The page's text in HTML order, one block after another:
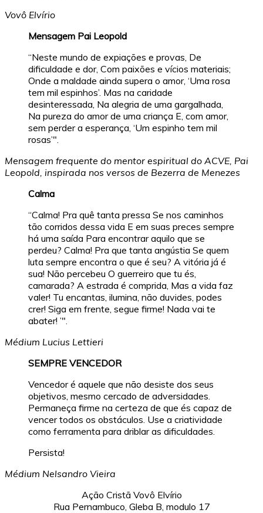
Vovô Elvírio
Mensagem Pai Leopold
“Neste mundo de expiações e provas, De
dificuldade e dor, Com paixões e vícios materiais;
Onde a maldade ainda supera o amor, ‘Uma rosa
tem mil espinhos’. Mas na caridade
desinteressada, Na alegria de uma gargalhada,
Na pureza do amor de uma criança E, com amor,
sem perder a esperança, ‘Um espinho tem mil
rosas’".
Mensagem frequente do mentor espiritual do ACVE, Pai
Leopold, inspirada nos versos de Bezerra de Menezes
Calma
“Calma! Pra quê tanta pressa Se nos caminhos
tão corridos dessa vida E em suas preces sempre
há uma saída Para encontrar aquilo que se
perdeu? Calma! Pra que tanta angústia Se quem
luta sempre encontra o que é seu? A vitória já é
sua! Não percebeu O guerreiro que tu és,
camarada? A estrada é comprida, Mas a vida faz
valer! Tu encantas, ilumina, não duvides, podes
crer! Siga em frente, segue firme! Nada vai te
abater! ’".
Médium Lucius Lettieri
SEMPRE VENCEDOR
Vencedor é aquele que não desiste dos seus
objetivos, mesmo cercado de adversidades.
Permaneça firme na certeza de que és capaz de
vencer todos os obstáculos. Use a criatividade
como ferramenta para driblar as dificuldades.
Persista!
Médium Nelsandro Vieira
Ação Cristã Vovô Elvírio
Rua Pernambuco, Gleba B, modulo 17